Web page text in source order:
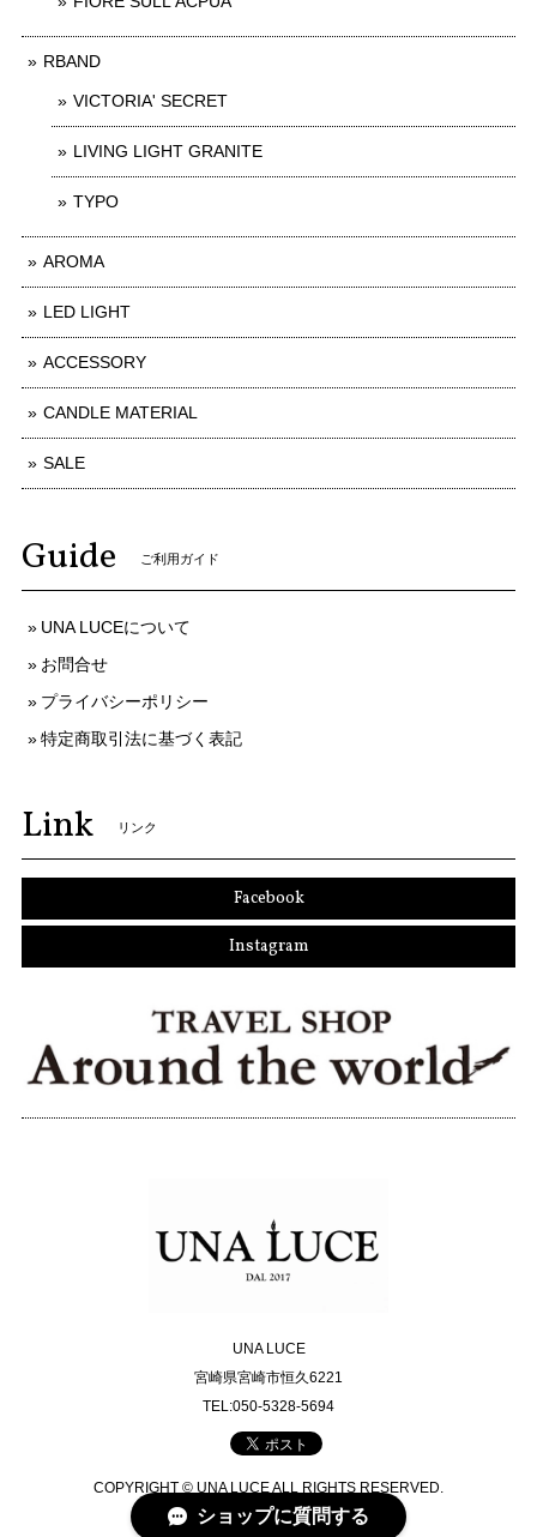
RBAND
VICTORIA' SECRET
LIVING LIGHT GRANITE
TYPO
AROMA
LED LIGHT
ACCESSORY
CANDLE MATERIAL
SALE
Guide ご利用ガイド
UNA LUCEについて
お問合せ
プライバシーポリシー
特定商取引法に基づく表記
Link リンク
Facebook
Instagram
UNA LUCE
宮崎県宮崎市恒久6221
TEL:050-5328-5694
COPYRIGHT © UNA LUCE ALL RIGHTS RESERVED.
ショップに質問する